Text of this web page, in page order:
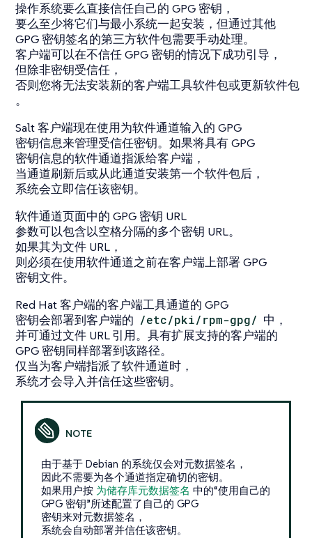
操作系统要么直接信任自己的 GPG 密钥，
要么至少将它们与最小系统一起安装，但通过其他
GPG 密钥签名的第三方软件包需要手动处理。
客户端可以在不信任 GPG 密钥的情况下成功引导，
但除非密钥受信任，
否则您将无法安装新的客户端工具软件包或更新软件包
。
Salt 客户端现在使用为软件通道输入的 GPG
密钥信息来管理受信任密钥。如果将具有 GPG
密钥信息的软件通道指派给客户端，
当通道刷新后或从此通道安装第一个软件包后，
系统会立即信任该密钥。
软件通道页面中的 GPG 密钥 URL
参数可以包含以空格分隔的多个密钥 URL。
如果其为文件 URL，
则必须在使用软件通道之前在客户端上部署 GPG
密钥文件。
Red Hat 客户端的客户端工具通道的 GPG
密钥会部署到客户端的 /etc/pki/rpm-gpg/ 中，
并可通过文件 URL 引用。具有扩展支持的客户端的
GPG 密钥同样部署到该路径。
仅当为客户端指派了软件通道时，
系统才会导入并信任这些密钥。
由于基于 Debian 的系统仅会对元数据签名，
因此不需要为各个通道指定确切的密钥。
如果用户按 为储存库元数据签名 中的“使用自己的
GPG 密钥”所述配置了自己的 GPG
密钥来对元数据签名，
系统会自动部署并信任该密钥。